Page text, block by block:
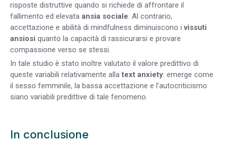
risposte distruttive quando si richiede di affrontare il
fallimento ed elevata ansia sociale. Al contrario,
accettazione e abilità di mindfulness diminuiscono ivissuti
ansiosi quanto la capacità di rassicurarsi e provare
compassione verso se stessi.
In tale studio è stato inoltre valutato il valore predittivo di
queste variabili relativamente alla text anxiety: emerge come
il sesso femminile, la bassa accettazione e l’autocriticismo
siano variabili predittive di tale fenomeno.
In conclusione